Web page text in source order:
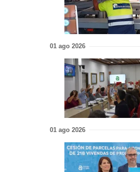
01 ago 2026
01 ago 2026